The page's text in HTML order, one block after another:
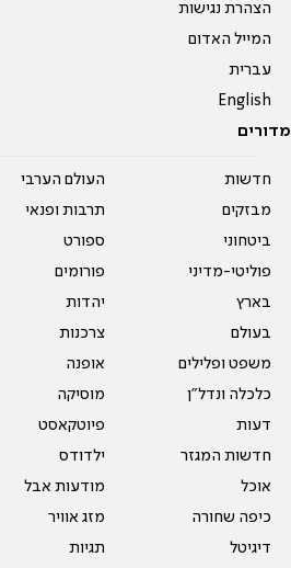
הצהרת נגישות
המייל האדום
עברית
English
מדורים
חדשות
מבזקים
ביטחוני
פוליטי-מדיני
בארץ
בעולם
משפט ופלילים
כלכלה ונדל"ן
דעות
חדשות המגזר
אוכל
כיפה שחורה
דיגיטל
העולם הערבי
תרבות ופנאי
ספורט
פורומים
יהדות
צרכנות
אופנה
מוסיקה
פיוטקאסט
ילדודס
מודעות אבל
מזג אוויר
תגיות